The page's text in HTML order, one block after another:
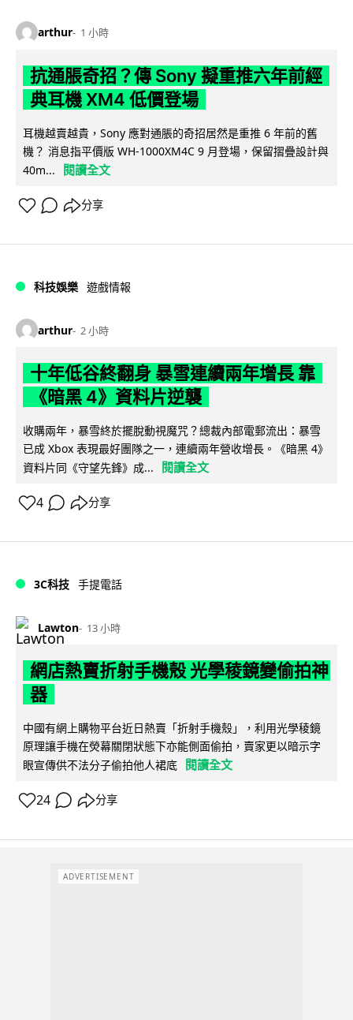
arthur 1 小時
抗通脹奇招？傳 Sony 擬重推六年前經
典耳機 XM4 低價登場
耳機越賣越貴，Sony 應對通脹的奇招居然是重推 6 年前的舊
機？ 消息指平價版 WH-1000XM4C 9 月登場，保留摺疊設計與
40m...
閱讀全文
分享
科技娛樂 遊戲情報
arthur 2 小時
十年低谷終翻身 暴雪連續兩年增長 靠
《暗黑 4》資料片逆襲
收購兩年，暴雪終於擺脫動視魔咒？總裁內部電郵流出：暴雪
已成 Xbox 表現最好團隊之一，連續兩年營收增長。《暗黑 4》
資料片同《守望先鋒》成...
閱讀全文
4 分享
3C科技 手提電話
Lawton 13 小時
網店熱賣折射手機殼 光學稜鏡變偷拍神
器
中國有網上購物平台近日熱賣「折射手機殼」，利用光學稜鏡
原理讓手機在熒幕關閉狀態下亦能側面偷拍，賣家更以暗示字
眼宣傳供不法分子偷拍他人裙底
閱讀全文
24 分享
ADVERTISEMENT